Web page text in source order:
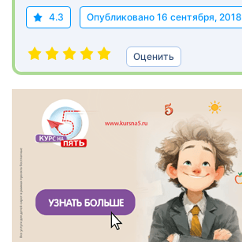
4.3 Опубликовано 16 сентября, 2018
Оценить